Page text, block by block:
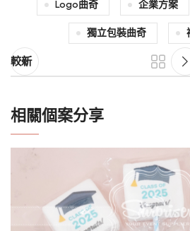
Logo曲奇 企業方案
獨立包裝曲奇
較新
相關個案分享